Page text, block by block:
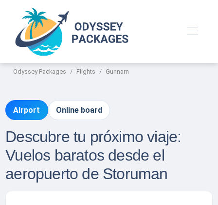
Odyssey Packages Flights Gunnarn
Airport Online board
Descubre tu próximo viaje:
Vuelos baratos desde el
aeropuerto de Storuman